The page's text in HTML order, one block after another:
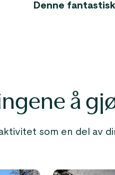
Denne
å
som en del av